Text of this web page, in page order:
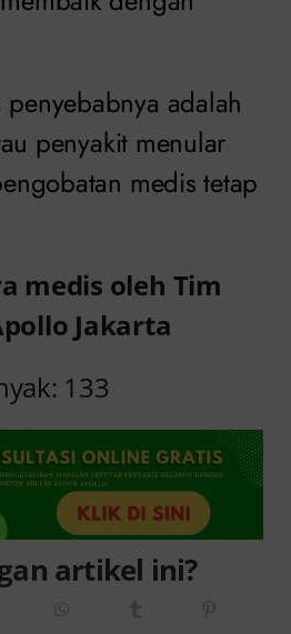
adalah
penyakit menular
medis tetap
medis oleh Tim
Jakarta
133
artikel ini?